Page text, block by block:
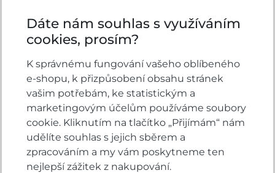
6 780 Kč
4 190 Kč DETAIL
Dáte nám souhlas s využíváním
cookies, prosím?
K správnému fungování vašeho oblíbeného
e-shopu, k přizpůsobení obsahu stránek
vašim potřebám, ke statistickým a
marketingovým účelům používáme soubory
cookie. Kliknutím na tlačítko „Přijímám“ nám
udělíte souhlas s jejich sběrem a
zpracováním a my vám poskytneme ten
nejlepší zážitek z nakupování.